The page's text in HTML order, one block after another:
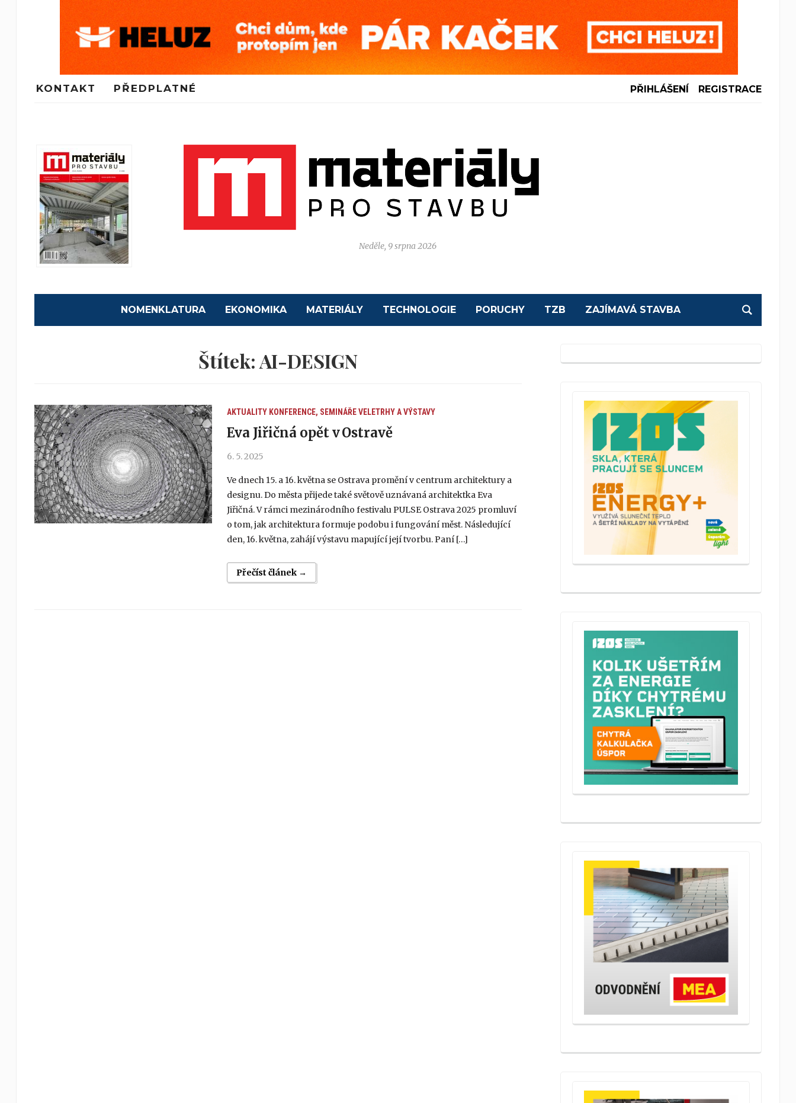
KONTAKT PŘEDPLATNÉ PŘIHLÁŠENÍ REGISTRACE
Neděle, 9 srpna 2026
NOMENKLATURA EKONOMIKA MATERIÁLY TECHNOLOGIE PORUCHY TZB ZAJÍMAVÁ STAVBA
Štítek:AI-DESIGN
AKTUALITY KONFERENCE, SEMINÁŘEVELETRHY A VÝSTAVY
Eva Jiřičná opět v Ostravě
6. 5. 2025
Ve dnech 15. a 16. května se Ostrava promění v centrum architektury a
designu. Do města přijede také světově uznávaná architektka Eva
Jiřičná. V rámci mezinárodního festivalu PULSE Ostrava 2025 promluví
o tom, jak architektura formuje podobu i fungování měst. Následující
den, 16. května, zahájí výstavu mapující její tvorbu. Paní […]
Přečíst článek →